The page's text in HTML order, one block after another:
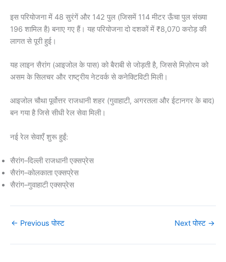
इस परियोजना में 48 सुरंगें और 142 पुल (जिसमें 114 मीटर ऊँचा पुल संख्या
196 शामिल है) बनाए गए हैं। यह परियोजना दो दशकों में ₹8,070 करोड़ की
लागत से पूरी हुई।
यह लाइन सैरांग (आइजोल के पास) को बैराबी से जोड़ती है, जिससे मिज़ोरम को
असम के सिलचर और राष्ट्रीय नेटवर्क से कनेक्टिविटी मिली।
आइजोल चौथा पूर्वोत्तर राजधानी शहर (गुवाहाटी, अगरतला और ईटानगर के बाद)
बन गया है जिसे सीधी रेल सेवा मिली।
नई रेल सेवाएँ शुरू हुईं:
सैरांग–दिल्ली राजधानी एक्सप्रेस
सैरांग–कोलकाता एक्सप्रेस
सैरांग–गुवाहाटी एक्सप्रेस
← Previous पोस्ट Next पोस्ट →